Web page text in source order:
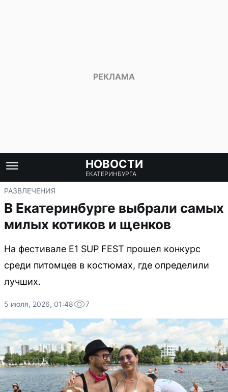
НОВОСТИ
ЕКАТЕРИНБУРГА
РАЗВЛЕЧЕНИЯ
В Екатеринбурге выбрали самых
милых котиков и щенков
На фестивале E1 SUP FEST прошел конкурс
среди питомцев в костюмах, где определили
лучших.
5 июля, 2026, 01:48 7